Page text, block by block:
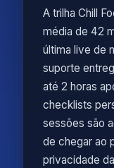
A trilha Chill
média de 42
última live de
suporte
até 2 horas
checklists
sessões são
de chegar ao
privacidade